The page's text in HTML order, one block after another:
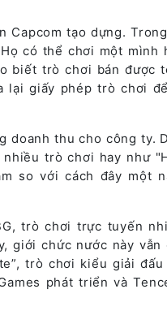
Capcom tạo dựng.
có thể chơi một mình
biết trò chơi bán được
lại giấy phép trò chơi
doanh thu cho công ty.
trò chơi hay như
so với cách đây một
trò chơi trực tuyến
giới chức nước này vẫn
trò chơi kiểu giải đấu
phát triển và